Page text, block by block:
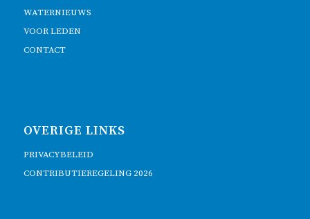
WATERNIEUWS
VOOR LEDEN
CONTACT
OVERIGE LINKS
PRIVACYBELEID
CONTRIBUTIEREGELING 2026